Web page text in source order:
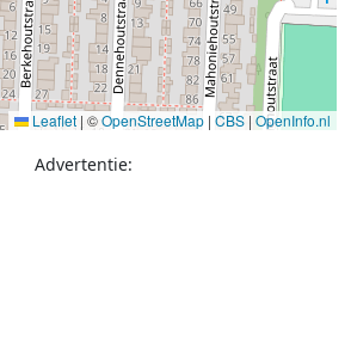
Leaflet | ©OpenStreetMap | CBS | OpenInfo.nl
Advertentie: